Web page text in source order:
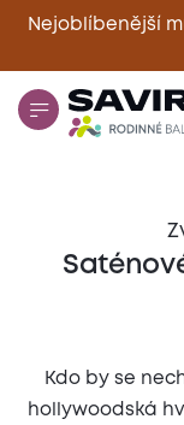
Nejoblíbenější
Kdo by se
hollywoodská